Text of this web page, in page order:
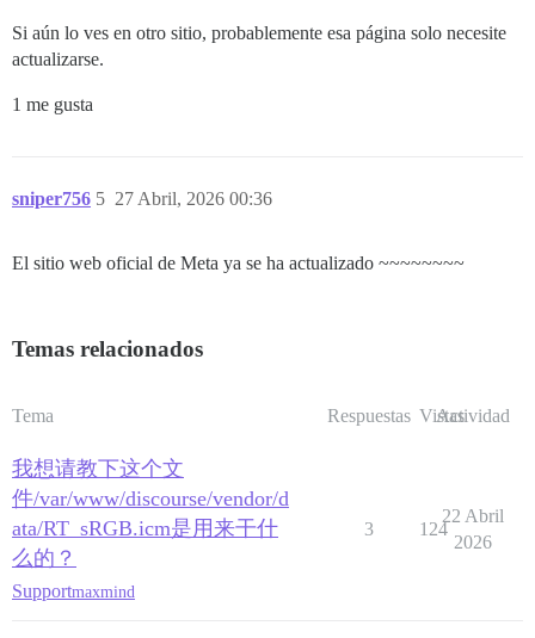
Si aún lo ves en otro sitio, probablemente esa página solo necesite
actualizarse.
1 me gusta
sniper756 27 Abril, 2026 00:36
5
El sitio web oficial de Meta ya se ha actualizado ~~~~~~~~
Temas relacionados
Tema Respuestas Vistas
Actividad
我想请教下这个文
件/var/www/discourse/vendor/d
ata/RT_sRGB.icm是用来干什
么的？
Supportmaxmind
3 124
22 Abril
2026